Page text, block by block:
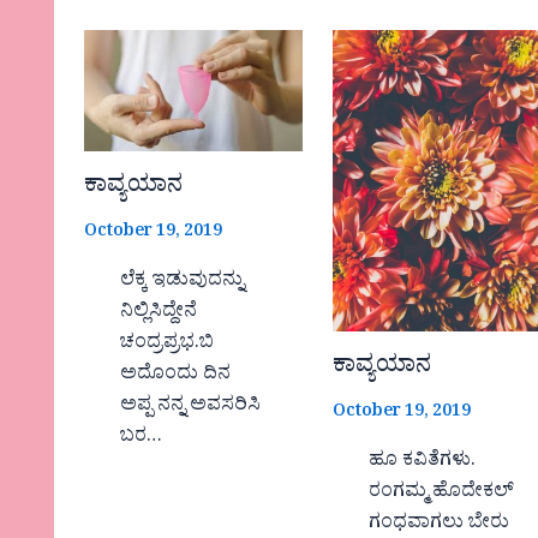
ಕಾವ್ಯಯಾನ
October 19, 2019
ಲೆಕ್ಕ ಇಡುವುದನ್ನು
ನಿಲ್ಲಿಸಿದ್ದೇನೆ
ಚಂದ್ರಪ್ರಭ.ಬಿ
ಅದೊಂದು ದಿನ
ಅಪ್ಪ ನನ್ನ ಅವಸರಿಸಿ
ಬರ…
ಕಾವ್ಯಯಾನ
October 19, 2019
ಹೂ ಕವಿತೆಗಳು.
ರಂಗಮ್ಮ ಹೊದೇಕಲ್
ಗಂಧವಾಗಲು ಬೇರು